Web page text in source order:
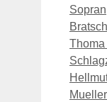
Sopran
Thoma